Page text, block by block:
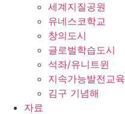
세계지질공원
유네스코학교
창의도시
글로벌학습도시
석좌/유니트윈
지속가능발전교육
김구 기념해
자료